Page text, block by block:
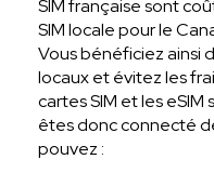
SIM française sont
SIM locale pour le
Vous bénéficiez ainsi
locaux et évitez les
cartes SIM et les eSIM
êtes donc connecté
pouvez :